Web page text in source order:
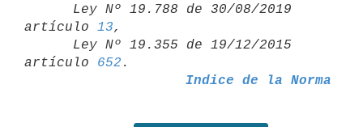
artículo 13,
artículo 652
Indice de la Norma